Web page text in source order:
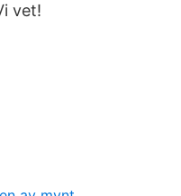
vet!